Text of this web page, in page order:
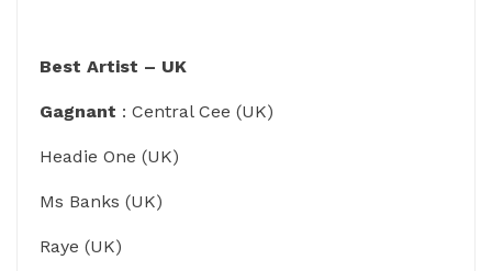
Best Artist – UK
Gagnant : Central Cee (UK)
Headie One (UK)
Ms Banks (UK)
Raye (UK)